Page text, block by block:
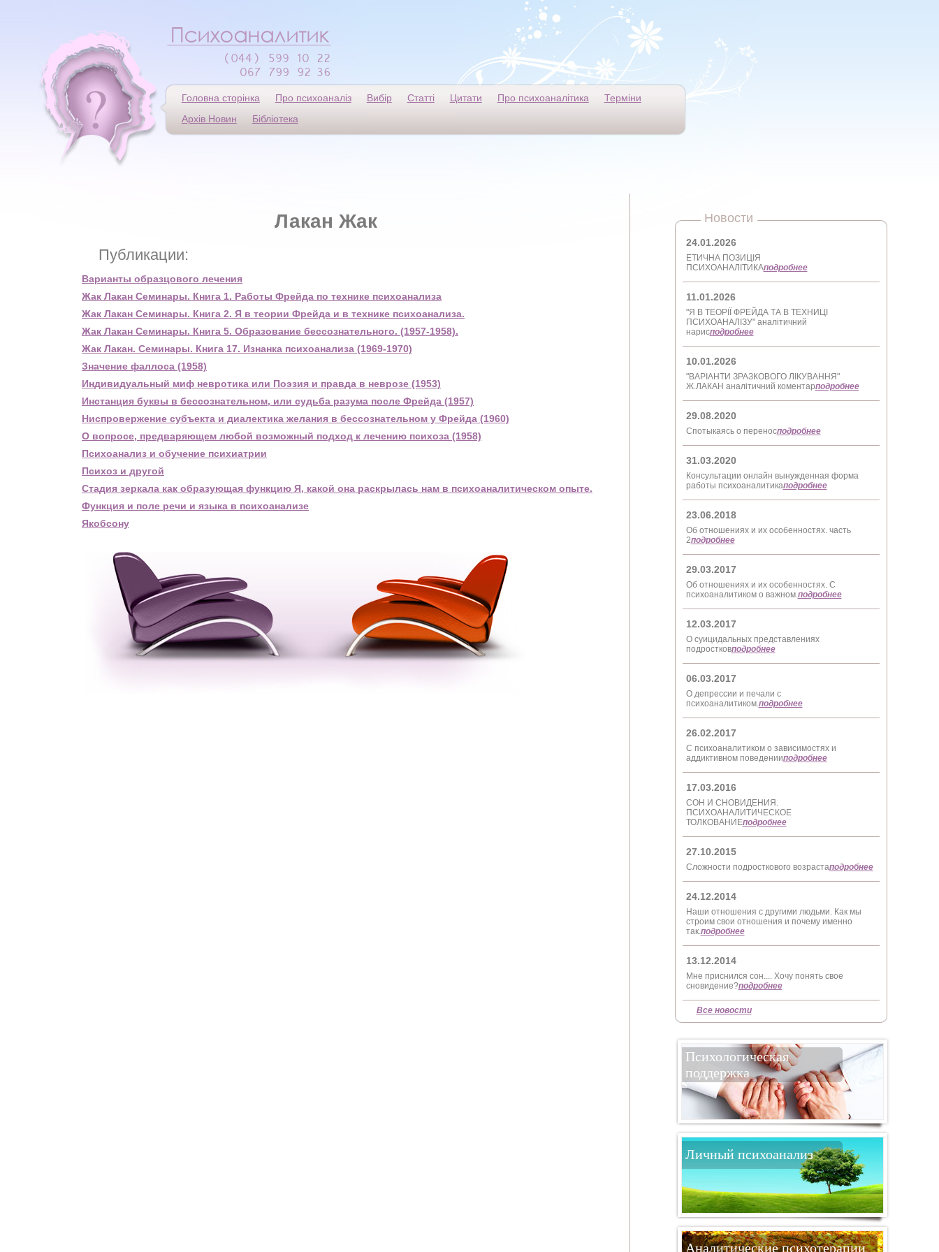
Головна сторінка Про психоаналіз Вибір Статті Цитати Про психоаналітика
Терміни
Архів Новин
Бібліотека
Лакан Жак
Публикации:
Варианты образцового лечения
Жак Лакан Семинары. Книга 1. Работы Фрейда по технике психоанализа
Жак Лакан Семинары. Книга 2. Я в теории Фрейда и в технике психоанализа.
Жак Лакан Семинары. Книга 5. Образование бессознательного. (1957-1958).
Жак Лакан. Семинары. Книга 17. Изнанка психоанализа (1969-1970)
Значение фаллоса (1958)
Индивидуальный миф невротика или Поэзия и правда в неврозе (1953)
Инстанция буквы в бессознательном, или судьба разума после Фрейда (1957)
Ниспровержение субъекта и диалектика желания в бессознательном у Фрейда (1960)
О вопросе, предваряющем любой возможный подход к лечению психоза (1958)
Психоанализ и обучение психиатрии
Психоз и другой
Стадия зеркала как образующая функцию Я, какой она раскрылась нам в психоаналитическом опыте.
Функция и поле речи и языка в психоанализе
Якобсону
Новости
24.01.2026
ЕТИЧНА ПОЗИЦІЯ
ПСИХОАНАЛІТИКАподробнее
11.01.2026
"Я В ТЕОРІЇ ФРЕЙДА ТА В ТЕХНИЦІ
ПСИХОАНАЛІЗУ" аналітичний
нарисподробнее
10.01.2026
"ВАРІАНТИ ЗРАЗКОВОГО ЛІКУВАННЯ"
Ж.ЛАКАН аналітичний коментарподробнее
29.08.2020
Спотыкаясь о переносподробнее
31.03.2020
Консультации онлайн вынужденная форма
работы психоаналитикаподробнее
23.06.2018
Об отношениях и их особенностях. часть
2подробнее
29.03.2017
Об отношениях и их особенностях. С
психоаналитиком о важном.подробнее
12.03.2017
О суицидальных представлениях
подростковподробнее
06.03.2017
О депрессии и печали с
психоаналитиком.подробнее
26.02.2017
С психоаналитиком о зависимостях и
аддиктивном поведенииподробнее
17.03.2016
СОН И СНОВИДЕНИЯ.
ПСИХОАНАЛИТИЧЕСКОЕ
ТОЛКОВАНИЕподробнее
27.10.2015
Сложности подросткового возрастаподробнее
24.12.2014
Наши отношения с другими людьми. Как мы
строим свои отношения и почему именно
так.подробнее
13.12.2014
Мне приснился сон.... Хочу понять свое
сновидение?подробнее
Все новости
Психологическая
поддержка
Личный психоанализ
Аналитические психотерапии